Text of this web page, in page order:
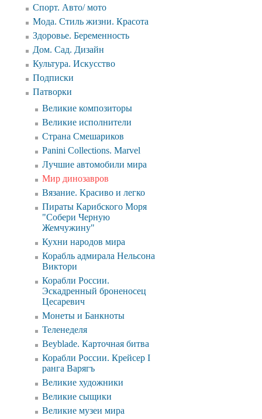
Спорт. Авто/ мото
Мода. Стиль жизни. Красота
Здоровье. Беременность
Дом. Сад. Дизайн
Культура. Искусство
Подписки
Патворки
Великие композиторы
Великие исполнители
Страна Смешариков
Panini Collections. Marvel
Лучшие автомобили мира
Мир динозавров
Вязание. Красиво и легко
Пираты Карибского Моря
"Собери Черную
Жемчужину"
Кухни народов мира
Корабль адмирала Нельсона
Виктори
Корабли России.
Эскадренный броненосец
Цесаревич
Монеты и Банкноты
Теленеделя
Beyblade. Карточная битва
Корабли России. Крейсер I
ранга Варягъ
Великие художники
Великие сыщики
Великие музеи мира